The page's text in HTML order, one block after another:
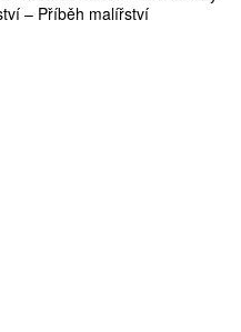
– Příběh malířství